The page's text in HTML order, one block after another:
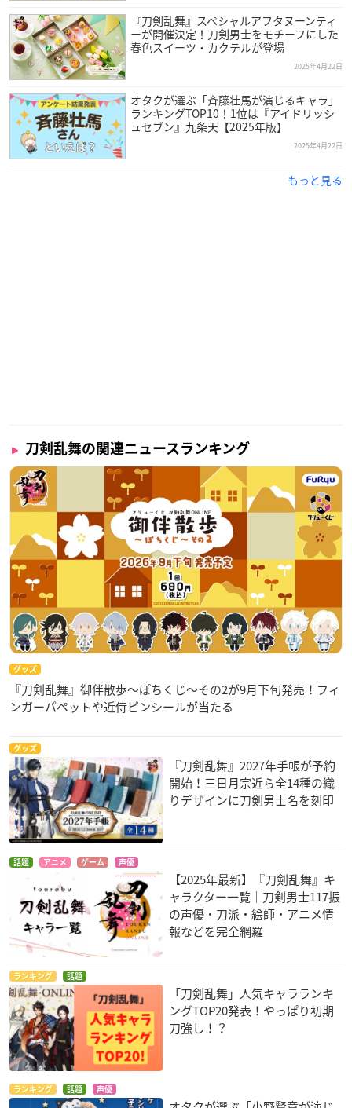
『刀剣乱舞』スペシャルアフタヌーンティ
ーが開催決定！刀剣男士をモチーフにした
春色スイーツ・カクテルが登場
2025年4月22日
オタクが選ぶ「斉藤壮馬が演じるキャラ」
ランキングTOP10！1位は『アイドリッシ
ュセブン』九条天【2025年版】
2025年4月22日
もっと見る
刀剣乱舞の関連ニュースランキング
グッズ
『刀剣乱舞』御伴散歩～ぽちくじ～その2が9月下旬発売！フィ
ンガーパペットや近侍ピンシールが当たる
グッズ
『刀剣乱舞』2027年手帳が予約
開始！三日月宗近ら全14種の織
りデザインに刀剣男士名を刻印
話題 アニメ ゲーム 声優
【2025年最新】『刀剣乱舞』キ
ャラクター一覧｜刀剣男士117振
の声優・刀派・絵師・アニメ情
報などを完全網羅
ランキング 話題
「刀剣乱舞」人気キャラランキ
ングTOP20発表！やっぱり初期
刀強し！？
ランキング 話題 声優